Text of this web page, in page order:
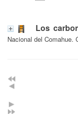
Los
Nacional del Comahue.